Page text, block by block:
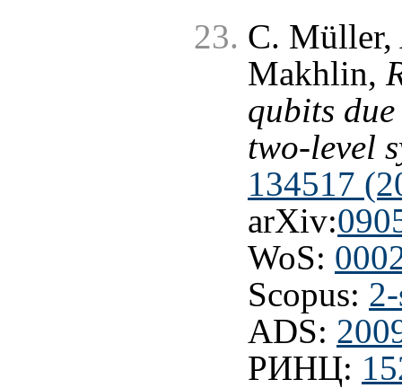
C. Müller,
Makhlin,
qubits
two-level
134517
arXiv:
WoS:
Scopus:
ADS:
РИНЦ: